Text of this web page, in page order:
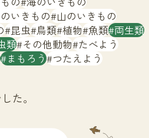
いきもの 山のいきもの
昆虫 鳥類 植物 魚類 両生類
類 その他動物 たべよう
まもろう つたえよう
た。